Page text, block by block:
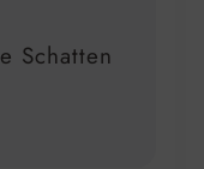
Schatten